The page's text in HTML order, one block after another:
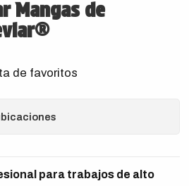
Mangas de
de favoritos
para trabajos de alto